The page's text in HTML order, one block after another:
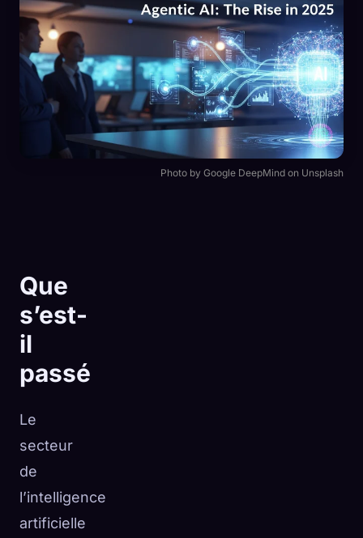
Photo by Google DeepMind on Unsplash
Que
s’est-
il
passé
Le
secteur
de
l’intelligence
artificielleCollection